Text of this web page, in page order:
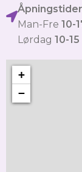
Åpningstider
Man-Fre 10-
Lørdag 10-15
+
−